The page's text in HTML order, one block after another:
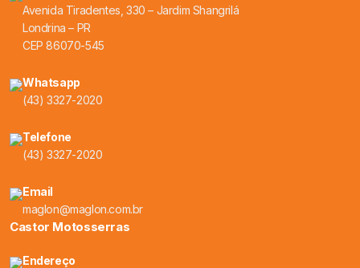
Avenida Tiradentes, 330 – Jardim Shangrilá
Londrina – PR
CEP 86070-545
Whatsapp
(43) 3327-2020
Telefone
(43) 3327-2020
Email
maglon@maglon.com.br
Castor Motosserras
Endereço